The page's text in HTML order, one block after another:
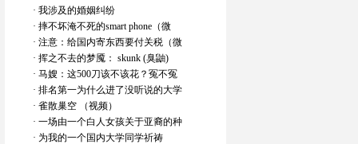
· 我涉及的婚姻纠纷
· 摔不坏淹不死的smart phone（微
· 注意：给国内寄东西要付关税（微
· 挥之不去的梦魇： skunk (臭鼬)
· 马嫂：这500刀该不该花？冤不冤
· 排名第一为什么进了没听说的大学
· 雀散巢空 （视频）
· 一场由一个白人女孩关于亚裔的种
· 为我的一个国内大学同学祈祷